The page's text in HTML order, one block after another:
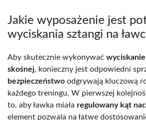
Jakie wyposażenie jest
wyciskania sztangi na
Aby skutecznie wykonywać wyciskanie
skośnej, konieczny jest odpowiedni
bezpieczeństwo odgrywają kluczową
każdego treningu. W pierwszej
to, aby ławka miała regulowany kąt
element pozwala na łatwe